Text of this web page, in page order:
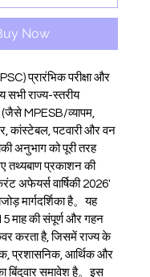
Now
प्रारंभिक परीक्षा और
सभी राज्य-स्तरीय
(जैसे MPESB/व्यापम,
कांस्टेबल, पटवारी और वन
अनुभाग को पूरी तरह
तथ्यबाण प्रकाशन की
अफेयर्स वार्षिकी 2026'
मार्गदर्शिका है。यह
माह की संपूर्ण और गहन
करता है, जिसमें राज्य के
प्रशासनिक, आर्थिक और
बिंदुवार समावेश है。इस